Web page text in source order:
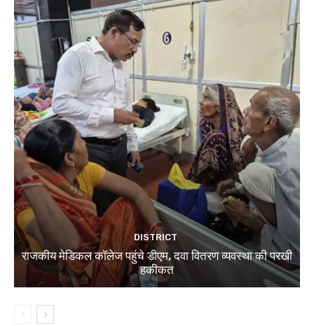
DISTRICT
राजकीय मेडिकल कॉलेज पहुंचे डीएम, दवा वितरण व्यवस्था की परखी
हकीकत